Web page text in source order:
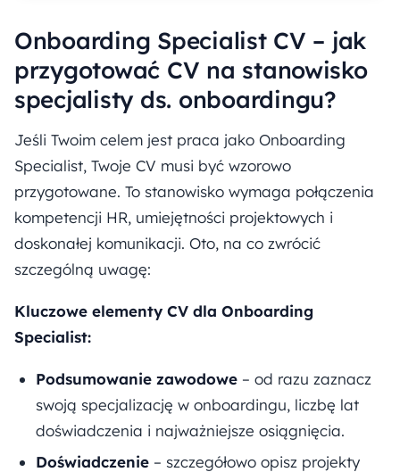
Onboarding Specialist CV – jak
przygotować CV na stanowisko
specjalisty ds. onboardingu?
Jeśli Twoim celem jest praca jako Onboarding
Specialist, Twoje CV musi być wzorowo
przygotowane. To stanowisko wymaga połączenia
kompetencji HR, umiejętności projektowych i
doskonałej komunikacji. Oto, na co zwrócić
szczególną uwagę:
Kluczowe elementy CV dla Onboarding
Specialist:
Podsumowanie zawodowe – od razu zaznacz
swoją specjalizację w onboardingu, liczbę lat
doświadczenia i najważniejsze osiągnięcia.
Doświadczenie – szczegółowo opisz projekty